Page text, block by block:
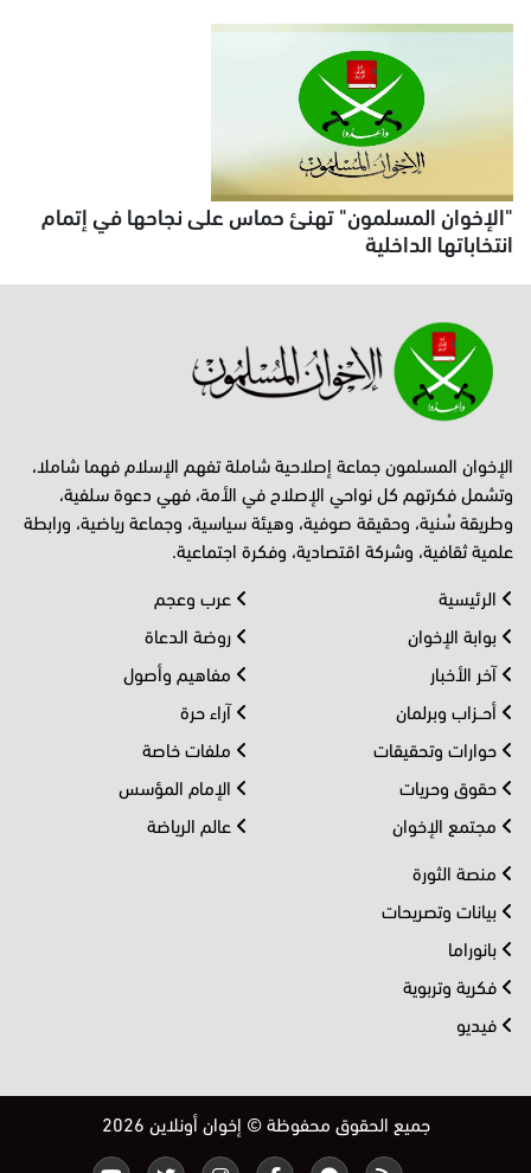
"الإخوان المسلمون" تهنئ حماس على نجاحها في إتمام
انتخاباتها الداخلية
الإخوان المسلمون جماعة إصلاحية شاملة تفهم الإسلام فهما شاملا،
وتشمل فكرتهم كل نواحي الإصلاح في الأمة، فهي دعوة سلفية،
وطريقة سُنية، وحقيقة صوفية، وهيئة سياسية، وجماعة رياضية، ورابطة
علمية ثقافية، وشركة اقتصادية، وفكرة اجتماعية.
الرئيسية
بوابة الإخوان
آخر الأخبار
أحــزاب وبرلمان
حوارات وتحقيقات
حقوق وحريات
مجتمع الإخوان
عرب وعجم
روضة الدعاة
مفاهيم وأصول
آراء حرة
ملفات خاصة
الإمام المؤسس
عالم الرياضة
منصة الثورة
بيانات وتصريحات
بانوراما
فكرية وتربوية
فيديو
جميع الحقوق محفوظة © إخوان أونلاين 2026